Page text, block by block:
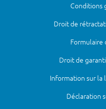
Conditions
Droit de
Formulaire
Droit de
Information sur la
Déclaration